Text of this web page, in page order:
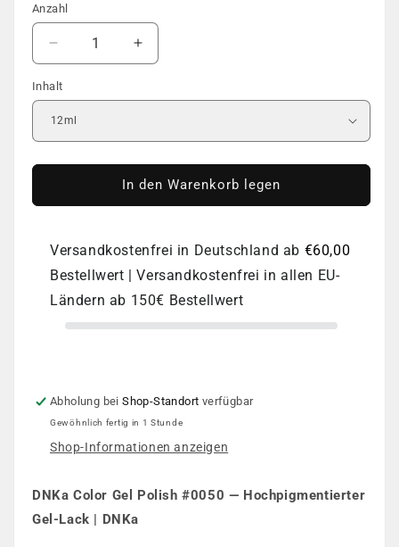
Anzahl
Anzahl
Verringere
die
Menge
für
COLOR
GEL
POLISH
Erhöhe
die
für
GEL
POLISH
|
Inhalt
In den Warenkorb legen
Versandkostenfrei in Deutschland ab €60,00
Bestellwert | Versandkostenfrei in allen EU-
Ländern ab 150€ Bestellwert
Abholung beiShop-Standort verfügbar
Gewöhnlich fertig in 1 Stunde
Shop-Informationen anzeigen
DNKa Color Gel Polish #0050 — Hochpigmentierter
Gel-Lack | DNKa